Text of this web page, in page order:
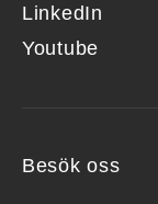
LinkedIn
Youtube
Besök oss